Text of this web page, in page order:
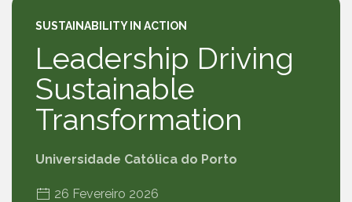
SUSTAINABILITY IN ACTION
Leadership Driving
Sustainable
Transformation
Universidade Católica do Porto
26 Fevereiro 2026